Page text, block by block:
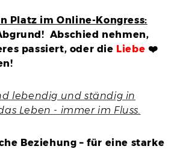
Platz im Online-Kongress:
Abschied nehmen,
passiert, oder die Liebe ❤️
lebendig und ständig in
Leben - immer im Fluss.
Beziehung – für eine starke